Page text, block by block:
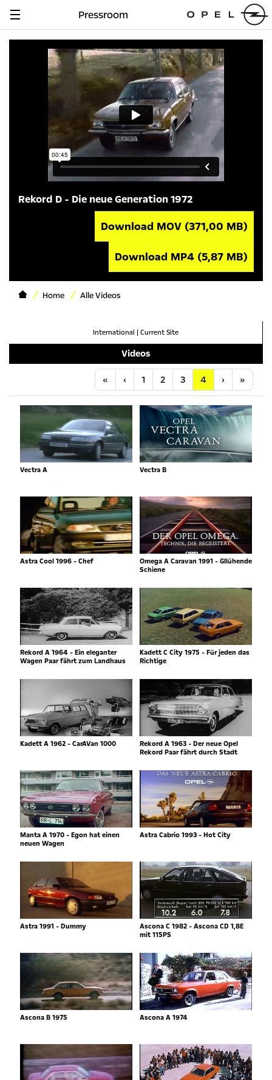
Navigation
Pressroom
Rekord D - Die neue Generation 1972
Download MOV (371,00 MB)
Download MP4 (5,87 MB)
Home Alle Videos
International | Current Site
Videos
« Anfang
‹ Vorherige
1 2 3 4 ›Nächste
»
Vectra A Vectra B
Astra Cool 1996 - Chef
Omega A Caravan 1991 - Gllühende
Schiene
Rekord A 1964 - Ein eleganter
Wagen Paar fährt zum Landhaus
Kadett C City 1975 - Für jeden das
Richtige
Kadett A 1962 - CarAVan 1000
Rekord A 1963 - Der neue Opel
Rekord Paar fährt durch Stadt
Manta A 1970 - Egon hat einen
neuen Wagen
Astra Cabrio 1993 - Hot City
Astra 1991 - Dummy
Ascona C 1982 - Ascona CD 1,8E
mit 115PS
Ascona B 1975 Ascona A 1974